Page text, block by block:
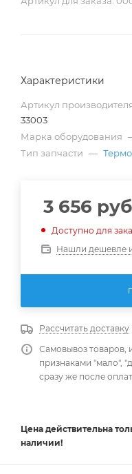
Характеристики
Артикул
33003
Марка оборудования
Тип запчасти —
3 656
Доступно для
Нашли дешевле
Рассчитать доставку
Самовывоз товаров,
признаками "мало",
сразу же после
Цена действительна
наличии!